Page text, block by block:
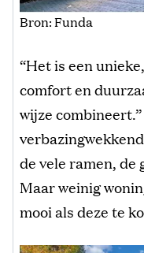
Bron: Funda
“Het is een
comfort en
wijze
de vele ramen,
Maar weinig
mooi als deze te